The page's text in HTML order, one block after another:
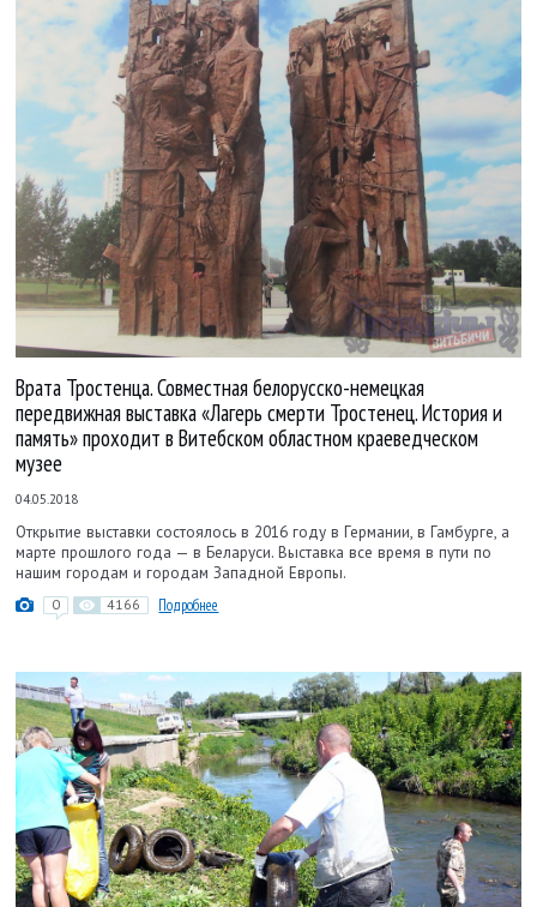
Врата Тростенца. Совместная белорусско-немецкая
передвижная выставка «Лагерь смерти Тростенец. История и
память» проходит в Витебском областном краеведческом
музее
04.05.2018
Открытие выставки состоялось в 2016 году в Германии, в Гамбурге, а
марте прошлого года — в Беларуси. Выставка все время в пути по
нашим городам и городам Западной Европы.
0 4166 Подробнее